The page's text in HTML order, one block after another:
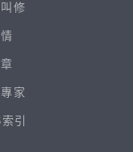
修
家
引